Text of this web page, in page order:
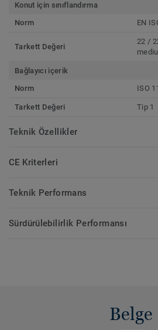
Konut için sınıflandırma
Norm
EN
Tarkett Değeri
22 /
Bağlayıcı içerik
Norm
ISO
Tarkett Değeri Tip 1
Teknik Özellikler
CE Kriterleri
Teknik Performans
Sürdürülebilirlik Performansı
Belge